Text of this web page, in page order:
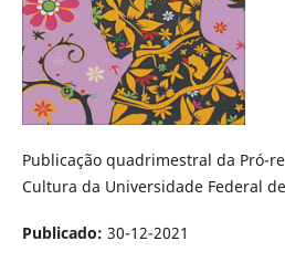
Publicação quadrimestral da Pró-
Cultura da Universidade Federal
Publicado: 30-12-2021